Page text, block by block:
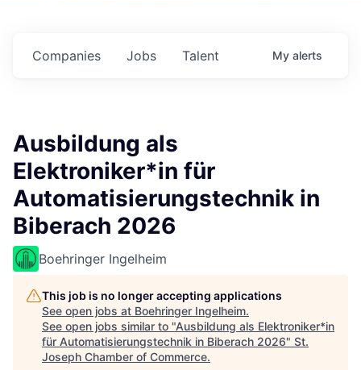
Jobs
Companies Talent My alerts
Ausbildung als
Elektroniker*in für
Automatisierungstechnik in
Biberach 2026
Boehringer Ingelheim
This job is no longer accepting applications
See open jobs at Boehringer Ingelheim.
See open jobs similar to "Ausbildung als Elektroniker*in
für Automatisierungstechnik in Biberach 2026" St.
Joseph Chamber of Commerce.